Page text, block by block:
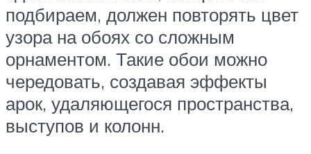
подбираем, должен повторять цвет
узора на обоях со сложным
орнаментом. Такие обои можно
чередовать, создавая эффекты
арок, удаляющегося пространства,
выступов и колонн.